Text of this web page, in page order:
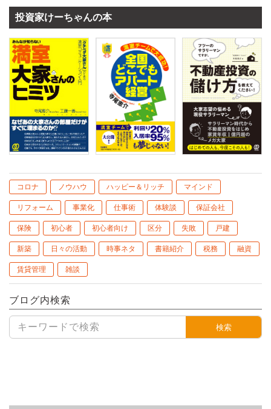
投資家けーちゃんの本
コロナ ノウハウ ハッピー＆リッチ マインド
リフォーム 事業化 仕事術 体験談 保証会社
保険 初心者 初心者向け 区分 失敗 戸建
新築 日々の活動 時事ネタ 書籍紹介 税務 融資
賃貸管理 雑談
ブログ内検索
検索